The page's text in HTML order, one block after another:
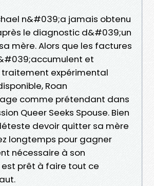
n&#039;a jamais obtenu
le diagnostic d&#039;un
mère. Alors que les factures
et
expérimental
Roan
comme prétendant dans
Queer Seeks Spouse. Bien
devoir quitter sa mère
longtemps pour gagner
nécessaire à son
prêt à faire tout ce